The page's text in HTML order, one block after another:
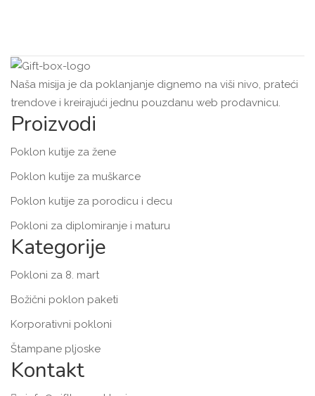
Naša misija je da poklanjanje dignemo na viši nivo, prateći
trendove i kreirajući jednu pouzdanu web prodavnicu.
Proizvodi
Poklon kutije za žene
Poklon kutije za muškarce
Poklon kutije za porodicu i decu
Pokloni za diplomiranje i maturu
Kategorije
Pokloni za 8. mart
Božični poklon paketi
Korporativni pokloni
Štampane pljoske
Kontakt